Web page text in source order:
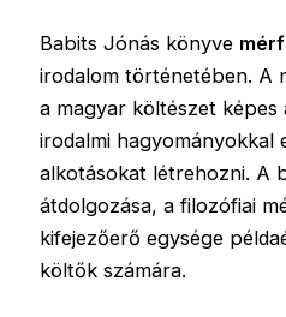
Babits Jónás könyve
irodalom történetében. A
a magyar költészet
irodalmi hagyományokkal
alkotásokat létrehozni. A
átdolgozása, a filozófiai
kifejezőerő egysége
költők számára.